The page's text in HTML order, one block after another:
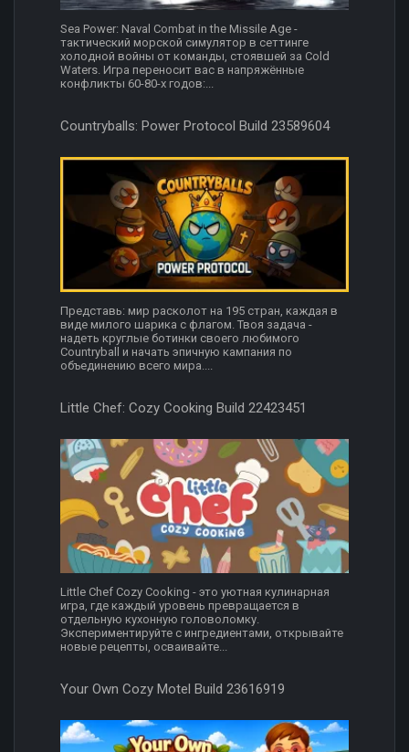
Sea Power: Naval Combat in the Missile Age -
тактический морской симулятор в сеттинге
холодной войны от команды, стоявшей за Cold
Waters. Игра переносит вас в напряжённые
конфликты 60-80-х годов:...
Countryballs: Power Protocol Build 23589604
Представь: мир расколот на 195 стран, каждая в
виде милого шарика с флагом. Твоя задача -
надеть круглые ботинки своего любимого
Countryball и начать эпичную кампания по
объединению всего мира....
Little Chef: Cozy Cooking Build 22423451
Little Chef Cozy Cooking - это уютная кулинарная
игра, где каждый уровень превращается в
отдельную кухонную головоломку.
Экспериментируйте с ингредиентами, открывайте
новые рецепты, осваивайте...
Your Own Cozy Motel Build 23616919